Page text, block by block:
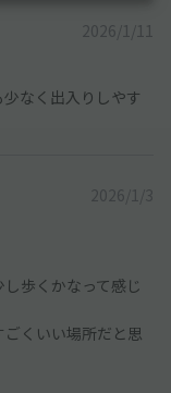
2026/1/11
なく出入りしやす
2026/1/3
歩くかなって感じ
くいい場所だと思